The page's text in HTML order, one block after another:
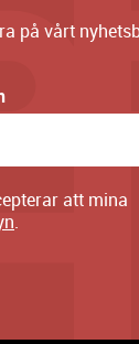
på vårt
att mina
.